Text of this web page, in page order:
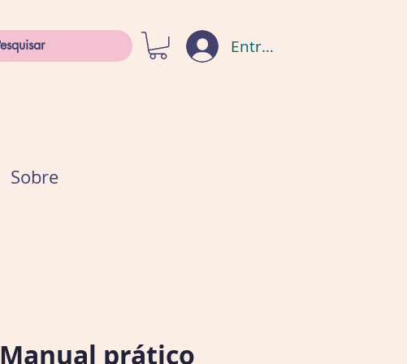
Entrar
Sobre
Manual prático